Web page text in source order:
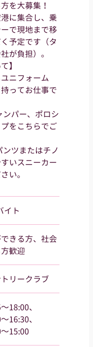
を大募集！
に集合し、乗
で現地まで移
予定です（タ
が負担）。
】
ニフォーム
ってお仕事で
ンパー、ポロシ
をこちらでご
ツまたはチノ
いスニーカー
い。
イト
きる方、社会
歓迎
リークラブ
18:00、
16:30、
～15:00